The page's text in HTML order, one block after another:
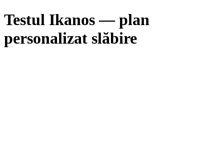
Testul Ikanos — plan
personalizat slăbire